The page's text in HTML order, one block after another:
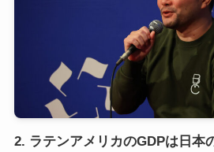
2. ラテンアメリカのGDPは日本